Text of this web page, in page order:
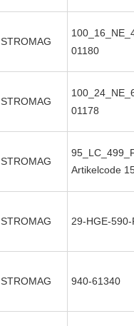
STROMAG
01180
STROMAG
01178
STROMAG
Artikelcode
STROMAG 29-HGE-
STROMAG 940-61340